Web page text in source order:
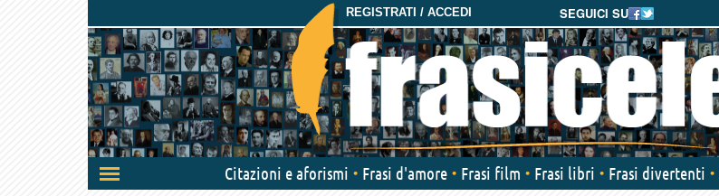
SEGUICI SU
REGISTRATI / ACCEDI
Attiva/disattiva
navigazione
Citazioni e aforismi Frasi d'amore Frasi film Frasi libri Frasi divertenti